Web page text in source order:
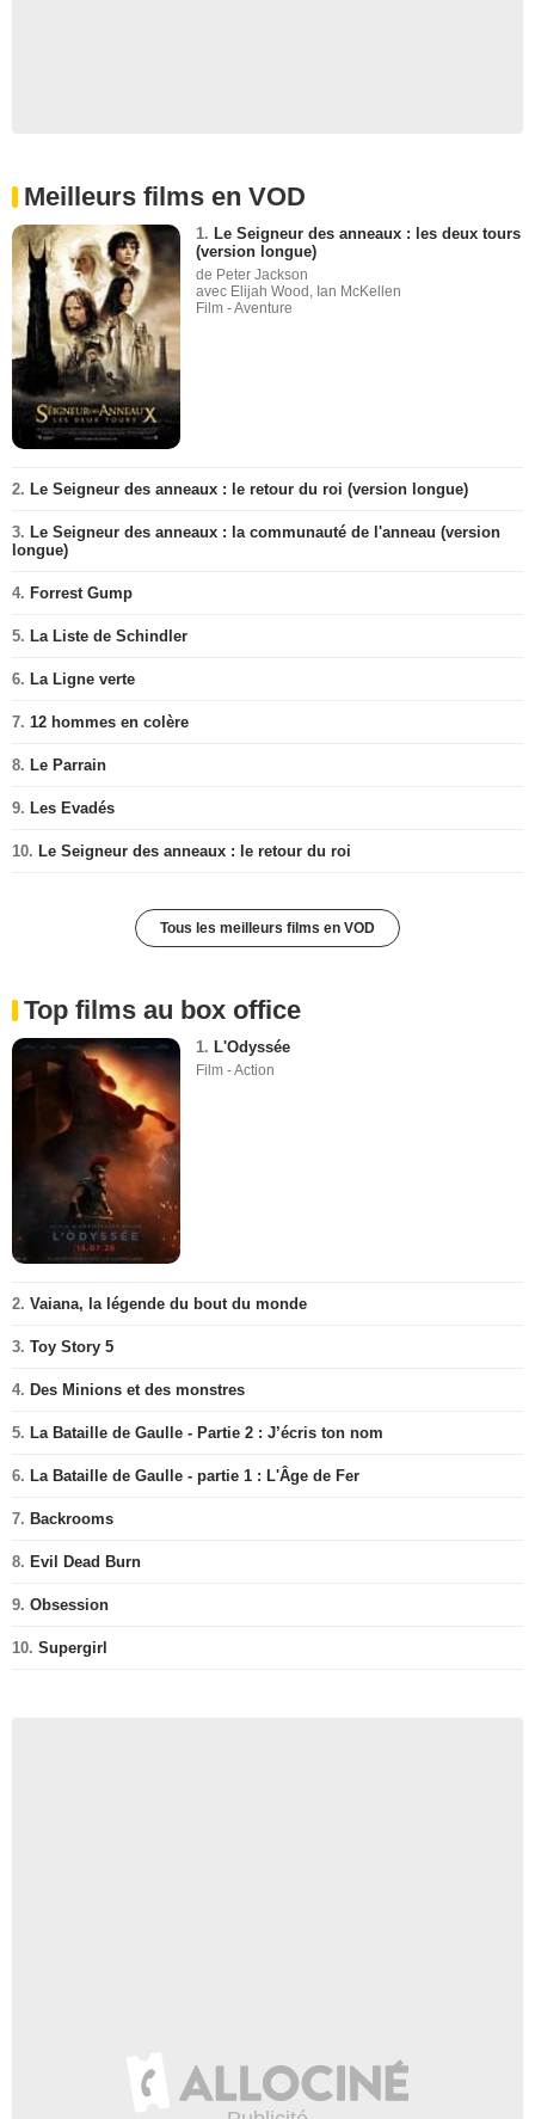
Meilleurs films en VOD
1. Le Seigneur des anneaux : les deux tours
(version longue)
de Peter Jackson
avec Elijah Wood, Ian McKellen
Film - Aventure
2. Le Seigneur des anneaux : le retour du roi (version longue)
3. Le Seigneur des anneaux : la communauté de l'anneau (version
longue)
4. Forrest Gump
5. La Liste de Schindler
6. La Ligne verte
7. 12 hommes en colère
8. Le Parrain
9. Les Evadés
10. Le Seigneur des anneaux : le retour du roi
Tous les meilleurs films en VOD
Top films au box office
1. L'Odyssée
Film - Action
2. Vaiana, la légende du bout du monde
3. Toy Story 5
4. Des Minions et des monstres
5. La Bataille de Gaulle - Partie 2 : J’écris ton nom
6. La Bataille de Gaulle - partie 1 : L'Âge de Fer
7. Backrooms
8. Evil Dead Burn
9. Obsession
10. Supergirl